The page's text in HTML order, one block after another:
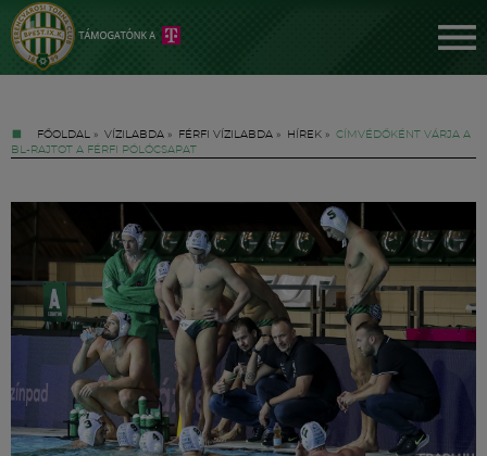
FŐOLDAL » VÍZILABDA » FÉRFI VÍZILABDA » HÍREK » CÍMVÉDŐKÉNT VÁRJA A
BL-RAJTOT A FÉRFI PÓLÓCSAPAT
Jegyek
FM YouTube +
Hírek